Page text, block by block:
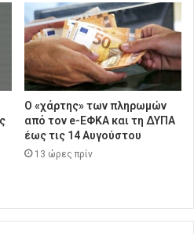
Ο «χάρτης» των πληρωμών
από τον e-ΕΦΚΑ και τη ΔΥΠΑ
έως τις 14 Αυγούστου
13 ώρες πρίν